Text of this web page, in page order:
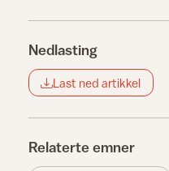
Nedlasting
Last ned artikkel
Relaterte emner